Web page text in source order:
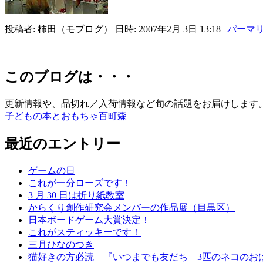
投稿者: 柿田（モブログ） 日時: 2007年2月 3日 13:18 | パーマ
このブログは・・・
更新情報や、品切れ／入荷情報など旬の話題をお届けします。
子どもの本とおもちゃ百町森
最近のエントリー
ゲームの日
これが一分ローズです！
3 月 30 日は折り紙教室
からくり創作研究会メンバーの作品展（目黒区）
日本ボードゲーム大賞決定！
これがスティッキーです！
三月ひなのつき
猫好きの方必読 『いつまでも友だち 3匹のネコのお